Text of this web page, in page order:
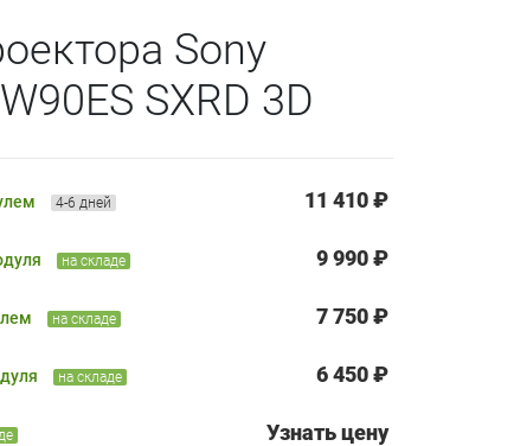
Sony
SXRD 3D
4-6 дней 11 410 ₽
на складе 9 990 ₽
на складе 7 750 ₽
на складе 6 450 ₽
Узнать цену